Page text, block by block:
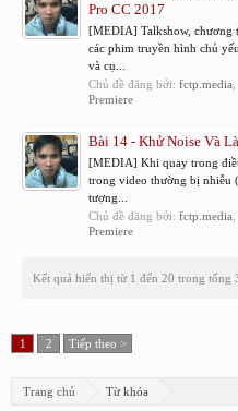
Pro CC 2017
[MEDIA] Talkshow, chương
các phim truyền hình chủ
và cụ...
Chủ đề đăng bởi: fctp.media
Premiere
Bài 14 - Khử Noise Và
[MEDIA] Khi quay trong
trong video thường bị nhiễu
tượng...
Chủ đề đăng bởi: fctp.media
Premiere
Kết quả hiển thị từ 1 đến 20 trong tổng
1 2 Tiếp theo >
Trang chủ Từ khóa